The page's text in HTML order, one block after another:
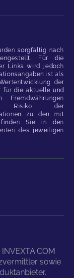
sorgfältig nach
Für die
Links wird jedoch
ist als
der
für die aktuelle und
Risiko der
zu den mit
finden Sie in den
des jeweiligen
sowie